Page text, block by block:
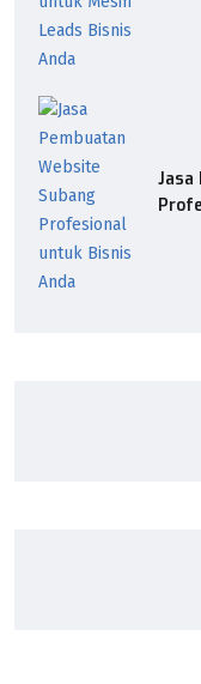
Jasa